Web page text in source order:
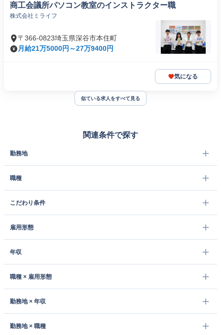
商工会議所パソコン教室のインストラクター職
株式会社ミライフ
〒366-0823埼玉県深谷市本住町
月給21万5000円～27万9400円
気になる
似ている求人をすべて見る
関連条件で探す
勤務地
職種
こだわり条件
雇用形態
年収
職種 × 雇用形態
勤務地 × 年収
勤務地 × 職種